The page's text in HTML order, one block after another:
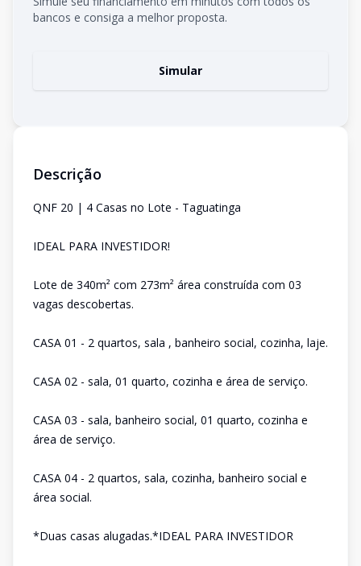
bancos e consiga a melhor proposta.
Simular
Descrição
QNF 20 | 4 Casas no Lote - Taguatinga
IDEAL PARA INVESTIDOR!
Lote de 340m² com 273m² área construída com 03
vagas descobertas.
CASA 01 - 2 quartos, sala , banheiro social, cozinha, laje.
CASA 02 - sala, 01 quarto, cozinha e área de serviço.
CASA 03 - sala, banheiro social, 01 quarto, cozinha e
área de serviço.
CASA 04 - 2 quartos, sala, cozinha, banheiro social e
área social.
*Duas casas alugadas.*IDEAL PARA INVESTIDOR